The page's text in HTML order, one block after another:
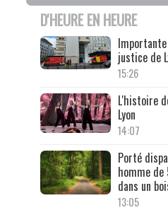
D'HEURE EN HEURE
justice de
15:26
L'histoire
Lyon
14:07
Porté
homme
dans un
13:05